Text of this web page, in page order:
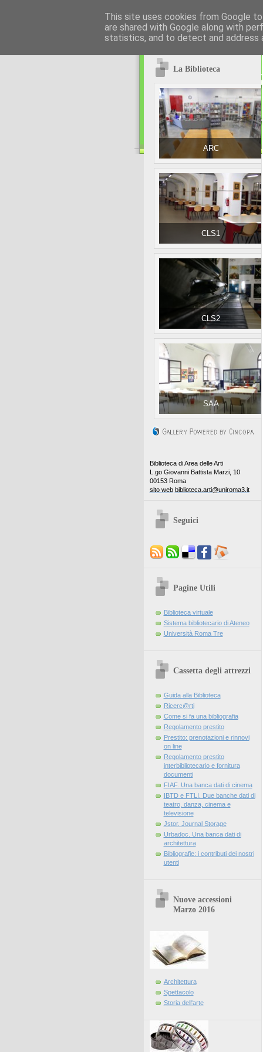
La Biblioteca
ARC
CLS1
CLS2
SAA
Biblioteca di Area delle Arti
L.go Giovanni Battista Marzi, 10
00153 Roma
sito web biblioteca.arti@uniroma3.it
Seguici
Pagine Utili
Biblioteca virtuale
Sistema bibliotecario di Ateneo
Università Roma Tre
Cassetta degli attrezzi
Guida alla Biblioteca
Ricerc@rti
Come si fa una bibliografia
Regolamento prestito
Prestito: prenotazioni e rinnovi
on line
Regolamento prestito
interbibliotecario e fornitura
documenti
FIAF. Una banca dati di cinema
IBTD e FTLI. Due banche dati di
teatro, danza, cinema e
televisione
Jstor. Journal Storage
Urbadoc. Una banca dati di
architettura
Bibliografie: i contributi dei nostri
utenti
Nuove accessioni
Marzo 2016
Architettura
Spettacolo
Storia dell'arte
This site uses cookies from Google
are shared with Google along with
statistics, and to detect and address